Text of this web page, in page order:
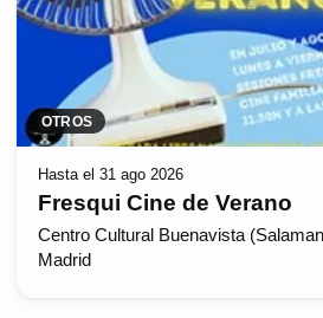
OTROS
Hasta el 31 ago 2026
Fresqui Cine de Verano
Centro Cultural Buenavista
Madrid